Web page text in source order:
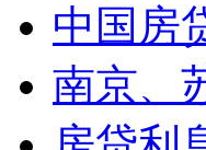
中国房
南京、